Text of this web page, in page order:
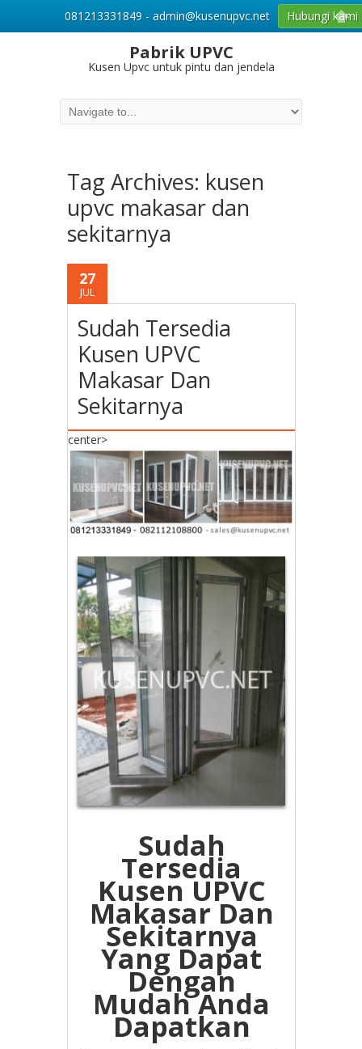
Pabrik UPVC
Kusen Upvc untuk pintu dan jendela
Tag Archives: kusen
upvc makasar dan
sekitarnya
27
JUL
Sudah Tersedia
Kusen UPVC
Makasar Dan
Sekitarnya
center>
Sudah
Tersedia
Kusen UPVC
Makasar Dan
Sekitarnya
Yang Dapat
Dengan
Mudah Anda
Dapatkan
081213331849 - admin@kusenupvc.net Hubungi kami